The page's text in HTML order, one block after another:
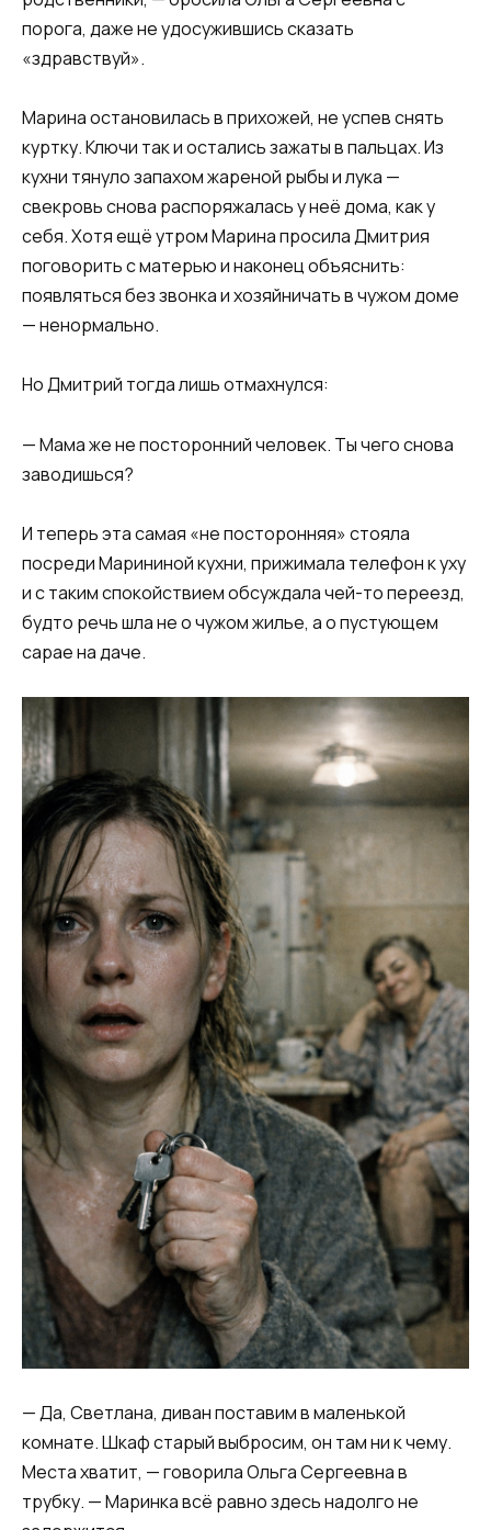
порога, даже не удосужившись сказать
«здравствуй».
Марина остановилась в прихожей, не успев снять
куртку. Ключи так и остались зажаты в пальцах. Из
кухни тянуло запахом жареной рыбы и лука —
свекровь снова распоряжалась у неё дома, как у
себя. Хотя ещё утром Марина просила Дмитрия
поговорить с матерью и наконец объяснить:
появляться без звонка и хозяйничать в чужом доме
— ненормально.
Но Дмитрий тогда лишь отмахнулся:
— Мама же не посторонний человек. Ты чего снова
заводишься?
И теперь эта самая «не посторонняя» стояла
посреди Марининой кухни, прижимала телефон к уху
и с таким спокойствием обсуждала чей-то переезд,
будто речь шла не о чужом жилье, а о пустующем
сарае на даче.
— Да, Светлана, диван поставим в маленькой
комнате. Шкаф старый выбросим, он там ни к чему.
Места хватит, — говорила Ольга Сергеевна в
трубку. — Маринка всё равно здесь надолго не